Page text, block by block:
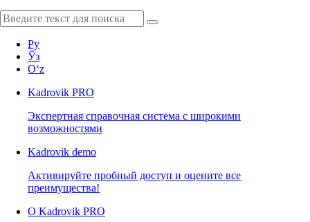
Ру
Ўз
Oʻz
Kadrovik PRO
Экспертная справочная система с широкими
возможностями
Kadrovik demo
Активируйте пробный доступ и оцените все
преимущества!
О Kadrovik PRO